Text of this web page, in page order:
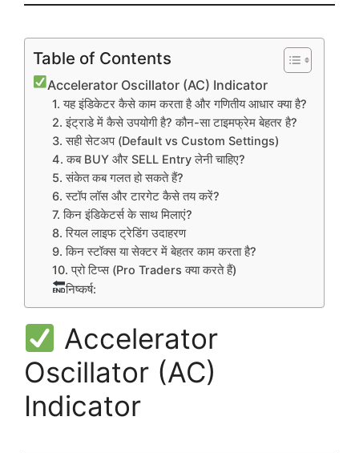
Table of Contents
Accelerator Oscillator (AC) Indicator
1. यह इंडिकेटर कैसे काम करता है और गणितीय आधार क्या है?
2. इंट्राडे में कैसे उपयोगी है? कौन-सा टाइमफ्रेम बेहतर है?
3. सही सेटअप (Default vs Custom Settings)
4. कब BUY और SELL Entry लेनी चाहिए?
5. संकेत कब गलत हो सकते हैं?
6. स्टॉप लॉस और टारगेट कैसे तय करें?
7. किन इंडिकेटर्स के साथ मिलाएं?
8. रियल लाइफ ट्रेडिंग उदाहरण
9. किन स्टॉक्स या सेक्टर में बेहतर काम करता है?
10. प्रो टिप्स (Pro Traders क्या करते हैं)
निष्कर्ष:
Accelerator
Oscillator (AC)
Indicator